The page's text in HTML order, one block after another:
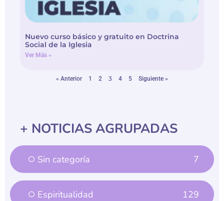
Nuevo curso básico y gratuito en Doctrina
Social de la Iglesia
Ver Más »
« Anterior 1 2 3 4 5 Siguiente »
+ NOTICIAS AGRUPADAS
Sin categoría 7
Espiritualidad 129